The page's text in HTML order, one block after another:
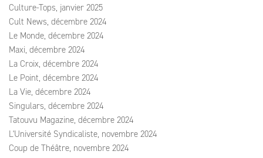
Culture-Tops, janvier 2025
Cult News, décembre 2024
Le Monde, décembre 2024
Maxi, décembre 2024
La Croix, décembre 2024
Le Point, décembre 2024
La Vie, décembre 2024
Singulars, décembre 2024
Tatouvu Magazine, décembre 2024
L'Université Syndicaliste, novembre 2024
Coup de Théâtre, novembre 2024